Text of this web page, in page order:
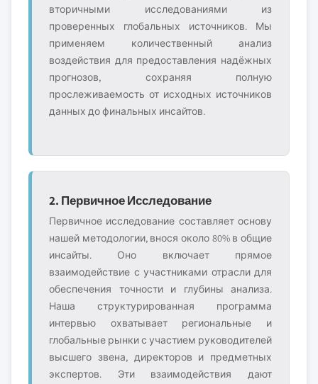
вторичными исследованиями из
проверенных глобальных источников. Мы
применяем количественный анализ
воздействия для предоставления надёжных
прогнозов, сохраняя полную
прослеживаемость от исходных источников
данных до финальных инсайтов.
2. Первичное Исследование
Первичное исследование составляет основу
нашей методологии, внося около 80% в общие
инсайты. Оно включает прямое
взаимодействие с участниками отрасли для
обеспечения точности и глубины анализа.
Наша структурированная программа
интервью охватывает региональные и
глобальные рынки с участием руководителей
высшего звена, директоров и предметных
экспертов. Эти взаимодействия дают